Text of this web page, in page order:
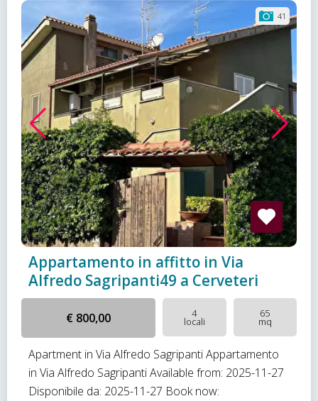
41
Appartamento in affitto in Via
Alfredo Sagripanti49 a Cerveteri
€ 800,00 4
locali
65
mq
Apartment in Via Alfredo Sagripanti Appartamento
in Via Alfredo Sagripanti Available from: 2025-11-27
Disponibile da: 2025-11-27 Book now: